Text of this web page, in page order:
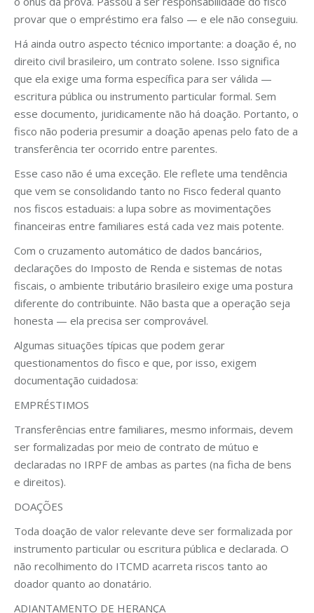
provar que o empréstimo era falso — e ele não conseguiu.
Há ainda outro aspecto técnico importante: a doação é, no
direito civil brasileiro, um contrato solene. Isso significa
que ela exige uma forma específica para ser válida —
escritura pública ou instrumento particular formal. Sem
esse documento, juridicamente não há doação. Portanto, o
fisco não poderia presumir a doação apenas pelo fato de a
transferência ter ocorrido entre parentes.
Esse caso não é uma exceção. Ele reflete uma tendência
que vem se consolidando tanto no Fisco federal quanto
nos fiscos estaduais: a lupa sobre as movimentações
financeiras entre familiares está cada vez mais potente.
Com o cruzamento automático de dados bancários,
declarações do Imposto de Renda e sistemas de notas
fiscais, o ambiente tributário brasileiro exige uma postura
diferente do contribuinte. Não basta que a operação seja
honesta — ela precisa ser comprovável.
Algumas situações típicas que podem gerar
questionamentos do fisco e que, por isso, exigem
documentação cuidadosa:
EMPRÉSTIMOS
Transferências entre familiares, mesmo informais, devem
ser formalizadas por meio de contrato de mútuo e
declaradas no IRPF de ambas as partes (na ficha de bens
e direitos).
DOAÇÕES
Toda doação de valor relevante deve ser formalizada por
instrumento particular ou escritura pública e declarada. O
não recolhimento do ITCMD acarreta riscos tanto ao
doador quanto ao donatário.
ADIANTAMENTO DE HERANÇA